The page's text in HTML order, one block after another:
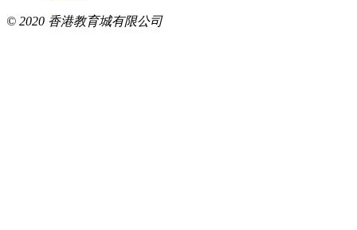
© 2020 香港教育城有限公司